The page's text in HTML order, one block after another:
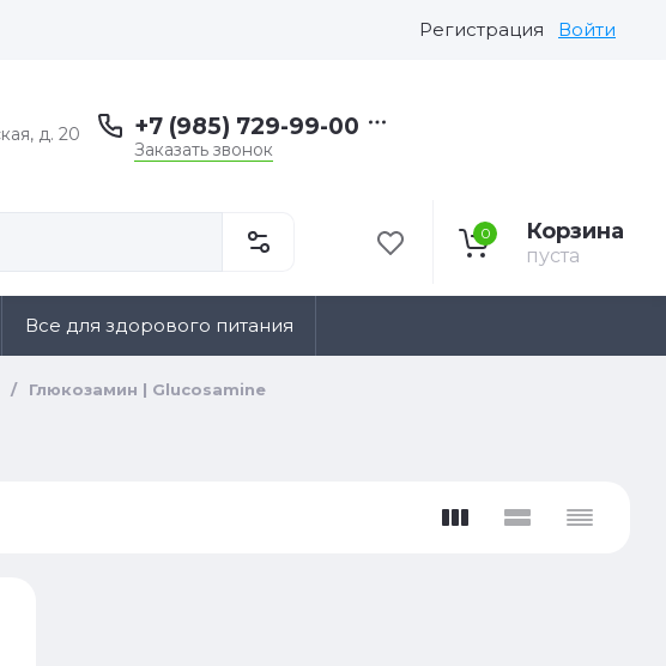
Регистрация Войти
д. 20
+7 (985) 729-99-00
Заказать звонок
0 Корзина
пуста
Все для здорового питания
/ Глюкозамин | Glucosamine